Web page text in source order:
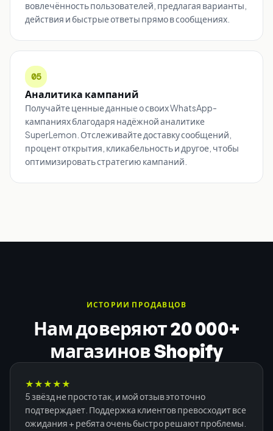
вовлечённость пользователей, предлагая варианты,
действия и быстрые ответы прямо в сообщениях.
05
Аналитика кампаний
Получайте ценные данные о своих WhatsApp-
кампаниях благодаря надёжной аналитике
SuperLemon. Отслеживайте доставку сообщений,
процент открытия, кликабельность и другое, чтобы
оптимизировать стратегию кампаний.
ИСТОРИИ ПРОДАВЦОВ
Нам доверяют 20 000+
магазинов Shopify
★★★★★
5 звёзд не просто так, и мой отзыв это точно
подтверждает. Поддержка клиентов превосходит все
ожидания + ребята очень быстро решают проблемы.